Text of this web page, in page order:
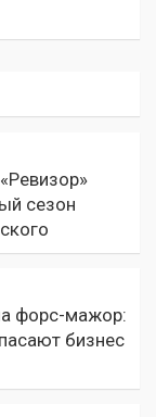
сезон
форс-мажор:
бизнес